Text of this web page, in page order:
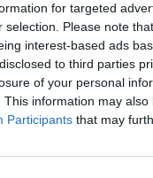
for targeted
selection. Please note
interest-based ads
to third parties
of your personal
This information may
Participants that may